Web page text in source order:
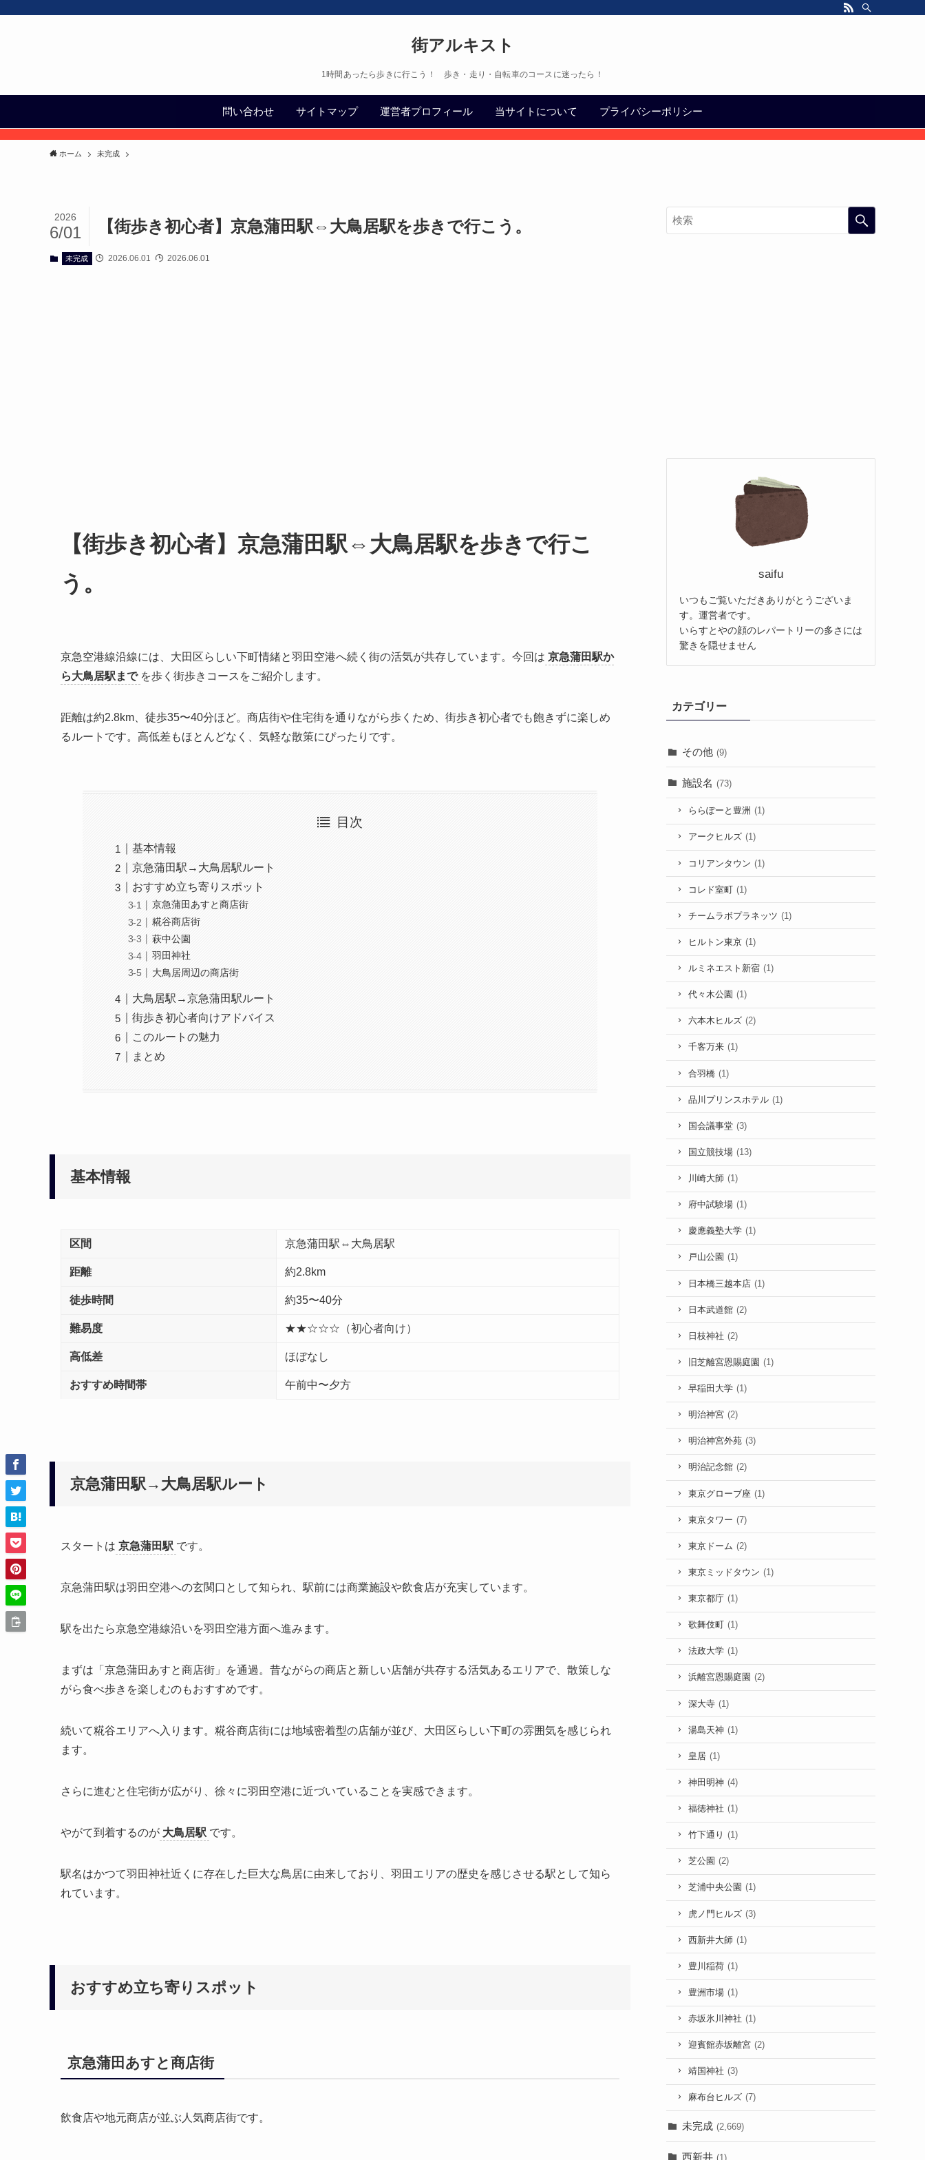
街アルキスト
1時間あったら歩きに行こう！ 歩き・走り・自転車のコースに迷ったら！
問い合わせ サイトマップ 運営者プロフィール 当サイトについて プライバシーポリシー
ホーム 未完成
【街歩き初心者】京急蒲田駅⇔大鳥居駅を歩きで行こう。
2026
6/01
未完成 2026.06.01 2026.06.01
【街歩き初心者】京急蒲田駅⇔大鳥居駅を歩きで行こ
う。
京急空港線沿線には、大田区らしい下町情緒と羽田空港へ続く街の活気が共存しています。今回は 京急蒲田駅か
ら大鳥居駅まで を歩く街歩きコースをご紹介します。
距離は約2.8km、徒歩35〜40分ほど。商店街や住宅街を通りながら歩くため、街歩き初心者でも飽きずに楽しめ
るルートです。高低差もほとんどなく、気軽な散策にぴったりです。
目次
基本情報
京急蒲田駅→大鳥居駅ルート
おすすめ立ち寄りスポット
京急蒲田あすと商店街
糀谷商店街
萩中公園
羽田神社
大鳥居周辺の商店街
大鳥居駅→京急蒲田駅ルート
街歩き初心者向けアドバイス
このルートの魅力
まとめ
基本情報
区間 京急蒲田駅⇔大鳥居駅
距離 約2.8km
徒歩時間 約35〜40分
難易度 ★★☆☆☆（初心者向け）
高低差 ほぼなし
おすすめ時間帯 午前中〜夕方
京急蒲田駅→大鳥居駅ルート
スタートは 京急蒲田駅 です。
京急蒲田駅は羽田空港への玄関口として知られ、駅前には商業施設や飲食店が充実しています。
駅を出たら京急空港線沿いを羽田空港方面へ進みます。
まずは「京急蒲田あすと商店街」を通過。昔ながらの商店と新しい店舗が共存する活気あるエリアで、散策しな
がら食べ歩きを楽しむのもおすすめです。
続いて糀谷エリアへ入ります。糀谷商店街には地域密着型の店舗が並び、大田区らしい下町の雰囲気を感じられ
ます。
さらに進むと住宅街が広がり、徐々に羽田空港に近づいていることを実感できます。
やがて到着するのが 大鳥居駅 です。
駅名はかつて羽田神社近くに存在した巨大な鳥居に由来しており、羽田エリアの歴史を感じさせる駅として知ら
れています。
おすすめ立ち寄りスポット
京急蒲田あすと商店街
飲食店や地元商店が並ぶ人気商店街です。
saifu
いつもご覧いただきありがとうございま
す。運営者です。
いらすとやの顔のレパートリーの多さには
驚きを隠せません
カテゴリー
その他 (9)
施設名 (73)
ららぽーと豊洲 (1)
アークヒルズ (1)
コリアンタウン (1)
コレド室町 (1)
チームラボプラネッツ (1)
ヒルトン東京 (1)
ルミネエスト新宿 (1)
代々木公園 (1)
六本木ヒルズ (2)
千客万来 (1)
合羽橋 (1)
品川プリンスホテル (1)
国会議事堂 (3)
国立競技場 (13)
川崎大師 (1)
府中試験場 (1)
慶應義塾大学 (1)
戸山公園 (1)
日本橋三越本店 (1)
日本武道館 (2)
日枝神社 (2)
旧芝離宮恩賜庭園 (1)
早稲田大学 (1)
明治神宮 (2)
明治神宮外苑 (3)
明治記念館 (2)
東京グローブ座 (1)
東京タワー (7)
東京ドーム (2)
東京ミッドタウン (1)
東京都庁 (1)
歌舞伎町 (1)
法政大学 (1)
浜離宮恩賜庭園 (2)
深大寺 (1)
湯島天神 (1)
皇居 (1)
神田明神 (4)
福徳神社 (1)
竹下通り (1)
芝公園 (2)
芝浦中央公園 (1)
虎ノ門ヒルズ (3)
西新井大師 (1)
豊川稲荷 (1)
豊洲市場 (1)
赤坂氷川神社 (1)
迎賓館赤坂離宮 (2)
靖国神社 (3)
麻布台ヒルズ (7)
未完成 (2,669)
西新井 (1)